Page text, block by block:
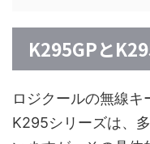
K295GPと
ロジクールの無線キ
K295シリーズは、